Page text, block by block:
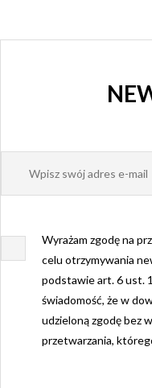
Wyrażam zgodę na
celu otrzymywania
podstawie art. 6 ust.
świadomość, że w
udzieloną zgodę bez
przetwarzania,